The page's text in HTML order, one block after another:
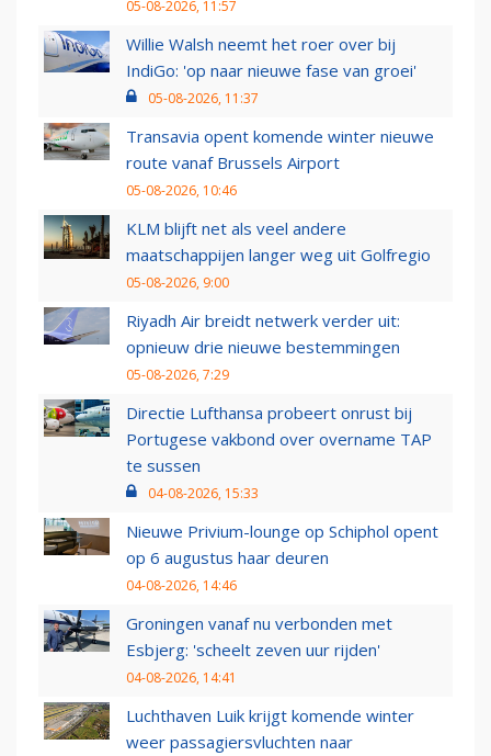
05-08-2026, 11:57
Willie Walsh neemt het roer over bij
IndiGo: 'op naar nieuwe fase van groei'
05-08-2026, 11:37
Transavia opent komende winter nieuwe
route vanaf Brussels Airport
05-08-2026, 10:46
KLM blijft net als veel andere
maatschappijen langer weg uit Golfregio
05-08-2026, 9:00
Riyadh Air breidt netwerk verder uit:
opnieuw drie nieuwe bestemmingen
05-08-2026, 7:29
Directie Lufthansa probeert onrust bij
Portugese vakbond over overname TAP
te sussen
04-08-2026, 15:33
Nieuwe Privium-lounge op Schiphol opent
op 6 augustus haar deuren
04-08-2026, 14:46
Groningen vanaf nu verbonden met
Esbjerg: 'scheelt zeven uur rijden'
04-08-2026, 14:41
Luchthaven Luik krijgt komende winter
weer passagiersvluchten naar